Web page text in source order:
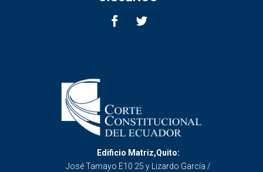
Edificio Matriz,Quito:
José Tamayo E10 25 y Lizardo García /